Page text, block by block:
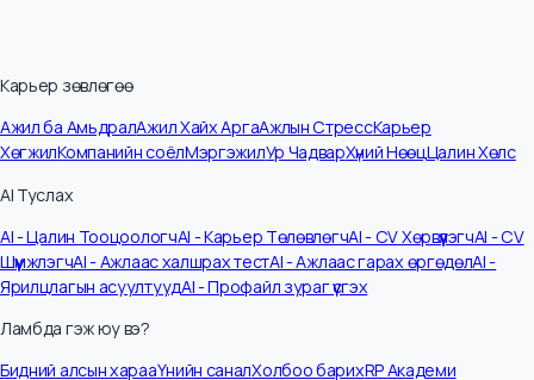
Skill
Skill
Skill
Skill
Skill
Карьер зөвлөгөө
Ажил ба АмьдралАжил Хайх АргаАжлын СтрессКарьер